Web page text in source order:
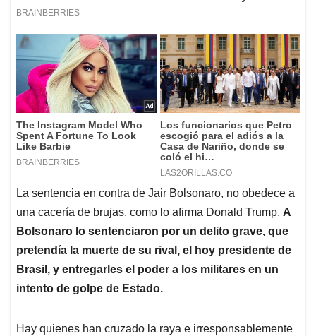
La sentencia en contra de Jair Bolsonaro, no obedece a
una cacería de brujas, como lo afirma Donald Trump. A
Bolsonaro lo sentenciaron por un delito grave, que
pretendía la muerte de su rival, el hoy presidente de
Brasil, y entregarles el poder a los militares en un
intento de golpe de Estado.
Hay quienes han cruzado la raya e irresponsablemente